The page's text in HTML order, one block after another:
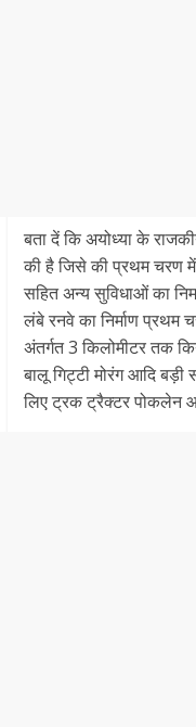
बता दें कि अयोध्या के
की है जिसे की प्रथम चरण में
सहित अन्य सुविधाओं का
लंबे रनवे का निर्माण प्रथम
अंतर्गत 3 किलोमीटर तक
बालू गिट्टी मोरंग आदि
लिए ट्रक ट्रैक्टर पोकलेन